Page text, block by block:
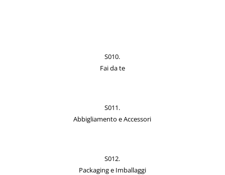
S010.
Fai da te
S011.
Abbigliamento e Accessori
S012.
Packaging e Imballaggi